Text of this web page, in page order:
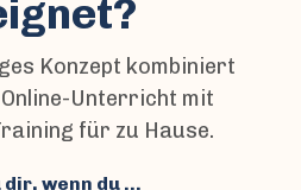
Konzept kombiniert
Unterricht mit
für zu Hause.
dir, wenn du …